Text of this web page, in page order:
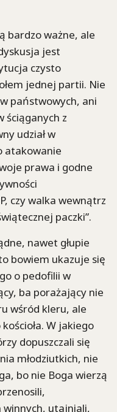
bardzo ważne, ale
jest
czysto
jednej partii. Nie
państwowych, ani
ściąganych z
udział w
atakowanie
prawa i godne
czy walka wewnątrz
paczki”.
nawet głupie
bowiem ukazuje się
o pedofilii w
ba porażający nie
wśród kleru, ale
W jakiego
dopuszczali się
młodziutkich, nie
bo nie Boga wierzą
winnych, utajniali,